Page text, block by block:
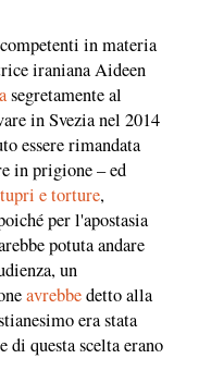
in materia
iraniana Aideen
segretamente al
in Svezia nel 2014
essere rimandata
in prigione – ed
e torture,
per l'apostasia
potuta andare
un
avrebbedetto alla
era stata
di questa scelta erano